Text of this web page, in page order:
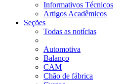
Informativos Técnicos
Artigos Acadêmicos
Seções
Todas as notícias
Automotiva
Balanço
CAM
Chão de fábrica